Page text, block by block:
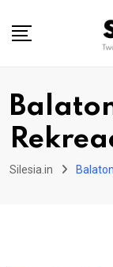
Silesia.in